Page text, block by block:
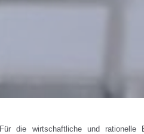
Für die wirtschaftliche und rationelle